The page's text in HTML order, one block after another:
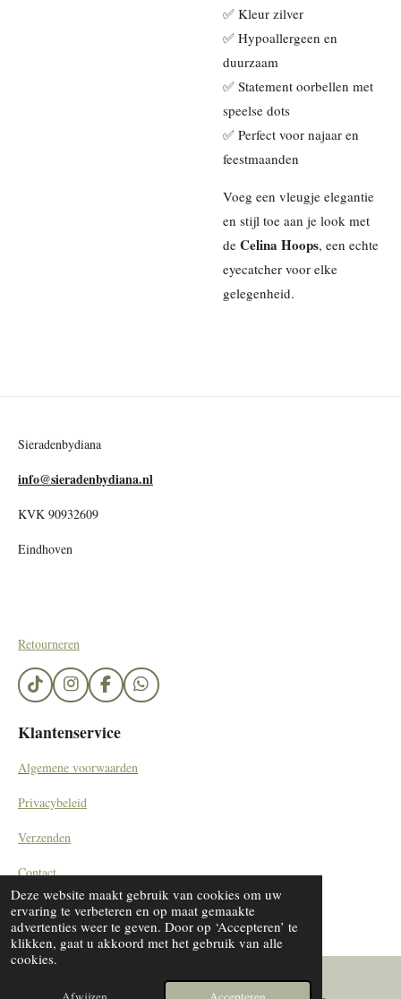
Deze website maakt gebruik van cookies om uw
ervaring te verbeteren en op maat gemaakte
advertenties weer te geven. Door op ‘Accepteren’ te
klikken, gaat u akkoord met het gebruik van alle
cookies.
✅ Kleur zilver
✅ Hypoallergeen en
duurzaam
✅ Statement oorbellen met
speelse dots
✅ Perfect voor najaar en
feestmaanden
Voeg een vleugje elegantie
en stijl toe aan je look met
de Celina Hoops, een echte
eyecatcher voor elke
gelegenheid.
Sieradenbydiana
info@sieradenbydiana.nl
KVK 90932609
Eindhoven
Retourneren
T
i
T
k
I
n
t
g
a
F
a
c
e
o
W
h
Klantenservice
Algemene voorwaarden
Privacybeleid
Verzenden
Contact
© 2023 - 2024 SieradenByDiana/ by Kemerinkdesign